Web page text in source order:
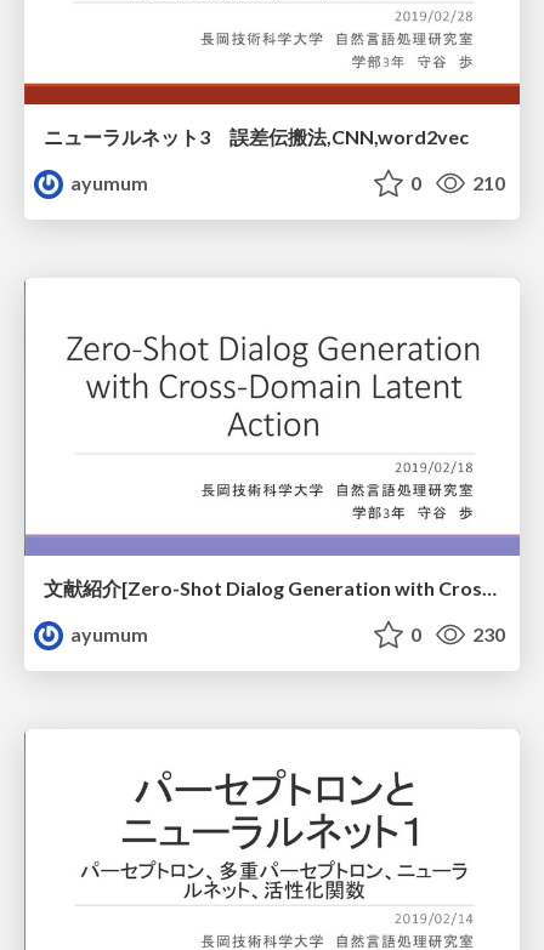
ニューラルネット3 誤差伝搬法,CNN,word2vec
ayumum
0 210
文献紹介[Zero-Shot Dialog Generation with Cross-Domain Latent Action]
ayumum
0 230